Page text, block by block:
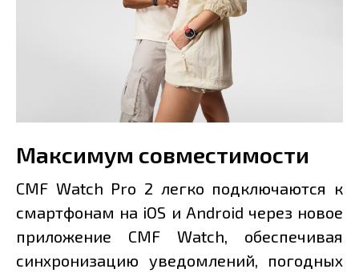
Максимум совместимости
CMF Watch Pro 2 легко подключаются к
смартфонам на iOS и Android через новое
приложение CMF Watch, обеспечивая
синхронизацию уведомлений, погодных